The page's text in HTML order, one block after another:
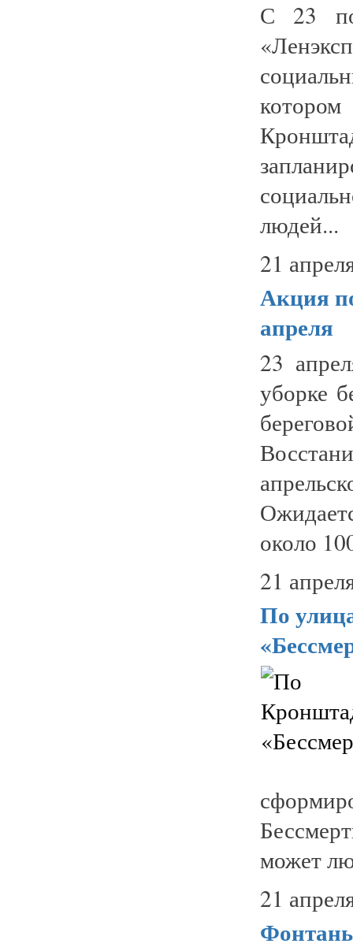
С 23
людей...
21
Акция
апреля
23
уборке
около
21
По
может
21